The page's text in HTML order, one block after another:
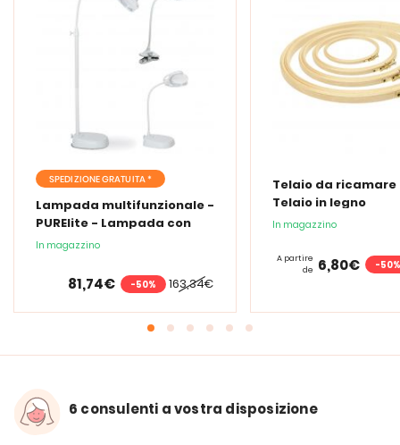
SPEDIZIONE GRATUITA *
Lampada multifunzionale -
PURElite - Lampada con
lente d'ingrandimento
In magazzino
163,34€
81,74€ -50%
Telaio da ricamare
Telaio in legno
In magazzino
A partire
de 6,80€ -50%
6 consulenti a vostra disposizione